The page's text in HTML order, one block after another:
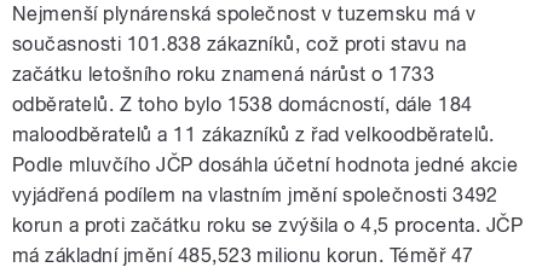
Nejmenší plynárenská společnost v tuzemsku má v
současnosti 101.838 zákazníků, což proti stavu na
začátku letošního roku znamená nárůst o 1733
odběratelů. Z toho bylo 1538 domácností, dále 184
maloodběratelů a 11 zákazníků z řad velkoodběratelů.
Podle mluvčího JČP dosáhla účetní hodnota jedné akcie
vyjádřená podílem na vlastním jmění společnosti 3492
korun a proti začátku roku se zvýšila o 4,5 procenta. JČP
má základní jmění 485,523 milionu korun. Téměř 47